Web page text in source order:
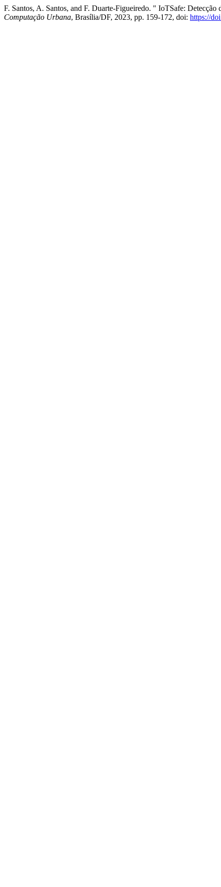
F. Santos, A. Santos, and F. Duarte-Figueiredo. " IoTSafe:
Computação Urbana, Brasília/DF, 2023, pp. 159-172, doi: https://